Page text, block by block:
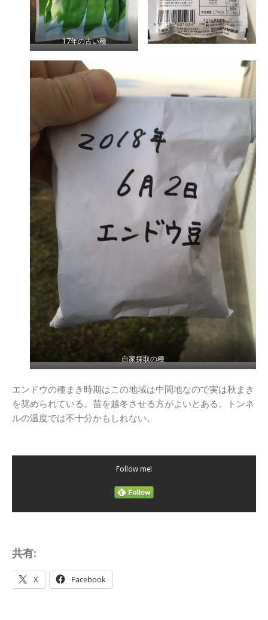
17年の古い種
自家採取の種
エンドウの種まき時期はこの地域は中間地なので実は秋まき
を奨められている。苗を越冬させる方がよいとある。トンネ
ルの温度では不十分かもしれない。
Follow me!
共有:
X Facebook